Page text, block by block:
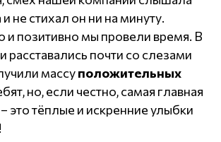
не стихал он ни на минуту.
и позитивно мы провели время. В
расставались почти со слезами
массуположительных
но, если честно, самая главная
это тёплые и искренние улыбки